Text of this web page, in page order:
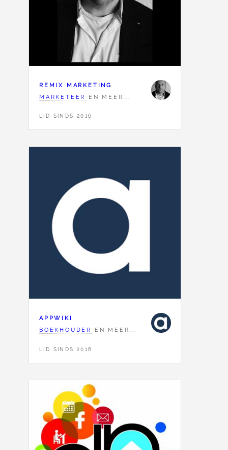
REMIX MARKETING
MARKETEER
EN MEER...
LID SINDS 2016
APPWIKI
BOEKHOUDER
EN MEER...
LID SINDS 2016